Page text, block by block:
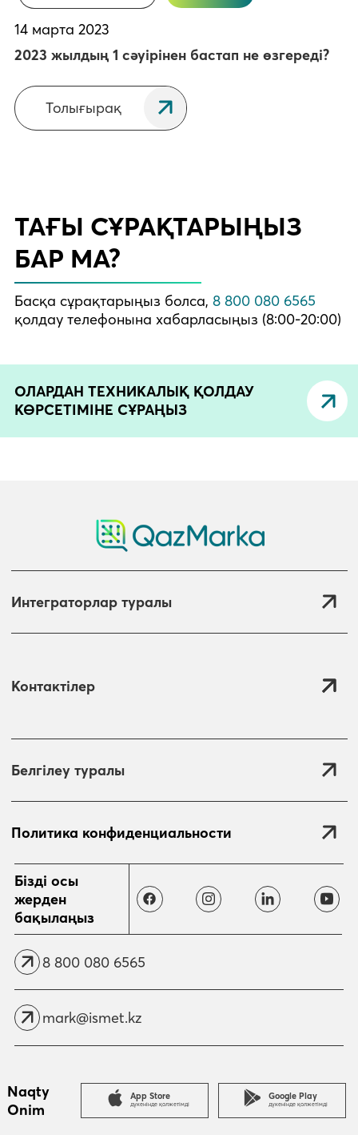
14 марта 2023
2023 жылдың 1 сәуірінен бастап не өзгереді?
Толығырақ
ТАҒЫ СҰРАҚТАРЫҢЫЗ
БАР МА?
Басқа сұрақтарыңыз болса, 8 800 080 6565
қолдау телефонына хабарласыңыз (8:00-20:00)
ОЛАРДАН ТЕХНИКАЛЫҚ ҚОЛДАУ
КӨРСЕТІМІНЕ СҰРАҢЫЗ
Интеграторлар туралы
Контактілер
Белгілеу туралы
Политика конфиденциальности
Naqty
Onim
App Store
дүкенінде қолжетімді
Google Play
дүкенінде қолжетімді
Бізді осы
жерден
бақылаңыз
8 800 080 6565
mark@ismet.kz